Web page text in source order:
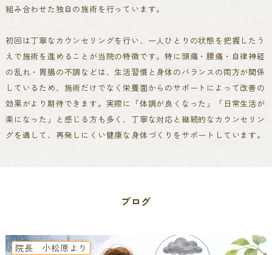
組み合わせた独自の施術を行っています。
初回は丁寧なカウンセリングを行い、一人ひとりの状態を把握したう
えで施術を進めることが当院の特徴です。特に頭痛・腰痛・自律神経
の乱れ・胃腸の不調などは、生活習慣と身体のバランスの両方が関係
しているため、施術だけでなく栄養面からのサポートによって改善の
効果がより期待できます。 実際に「体調が良くなった」「日常生活が
楽になった」と感じる方も多く、丁寧な対応と継続的なカウンセリン
グを通して、再発しにくい健康な身体づくりをサポートしています。
ブログ
院長 小松原より